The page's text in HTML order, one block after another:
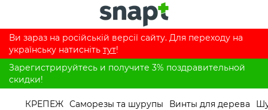
Ви зараз на російській версії сайту. Для переходу на
українську натисніть тут!
Зарегистрируйтесь и получите 3% поздравительной
скидки!
КРЕПЕЖ Саморезы та шурупы Винты для дерева